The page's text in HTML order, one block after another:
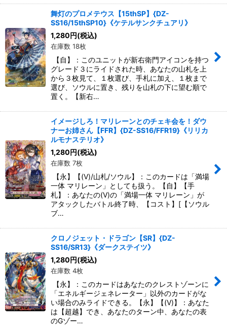
舞灯のプロメテウス【15thSP】{DZ-
SS16/15thSP10}《ケテルサンクチュアリ》
1,280円(税込)
在庫数 18枚
【自】：このユニットが新右衛門アイコンを持つ
グレード３にライドされた時、あなたの山札を上
から３枚見て、１枚選び、手札に加え、１枚まで
選び、ソウルに置き、残りを山札の下に望む順で
置く。【新右…
イメージしろ！マリレーンとのチェキ会を！ダウ
ナーお姉さん【FFR】{DZ-SS16/FFR19}《リリカ
ルモナステリオ》
1,280円(税込)
在庫数 7枚
【永】【(V)/山札/ソウル】：このカードは「満場
一体 マリレーン」としても扱う。【自】【手
札】：あなたの(V)の「満場一体 マリレーン」が
アタックしたバトル終了時、【コスト】[【ソウル
ブ…
クロノジェット・ドラゴン【SR】{DZ-
SS16/SR13}《ダークステイツ》
1,280円(税込)
在庫数 4枚
【永】：このカードはあなたのクレストゾーンに
「エネルギージェネレーター」以外のカードがな
い場合のみライドできる。【永】【(V)】：あなた
は【超越】でき、あなたのターン中、あなたの表
のGゾー…